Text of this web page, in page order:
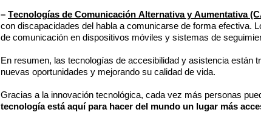
– Tecnologías de Comunicación Alternativa y Aumentativa
con discapacidades del habla a comunicarse de forma efectiva.
de comunicación en dispositivos móviles y sistemas de
En resumen, las tecnologías de accesibilidad y asistencia están
nuevas oportunidades y mejorando su calidad de vida.
Gracias a la innovación tecnológica, cada vez más personas
tecnología está aquí para hacer del mundo un lugar más